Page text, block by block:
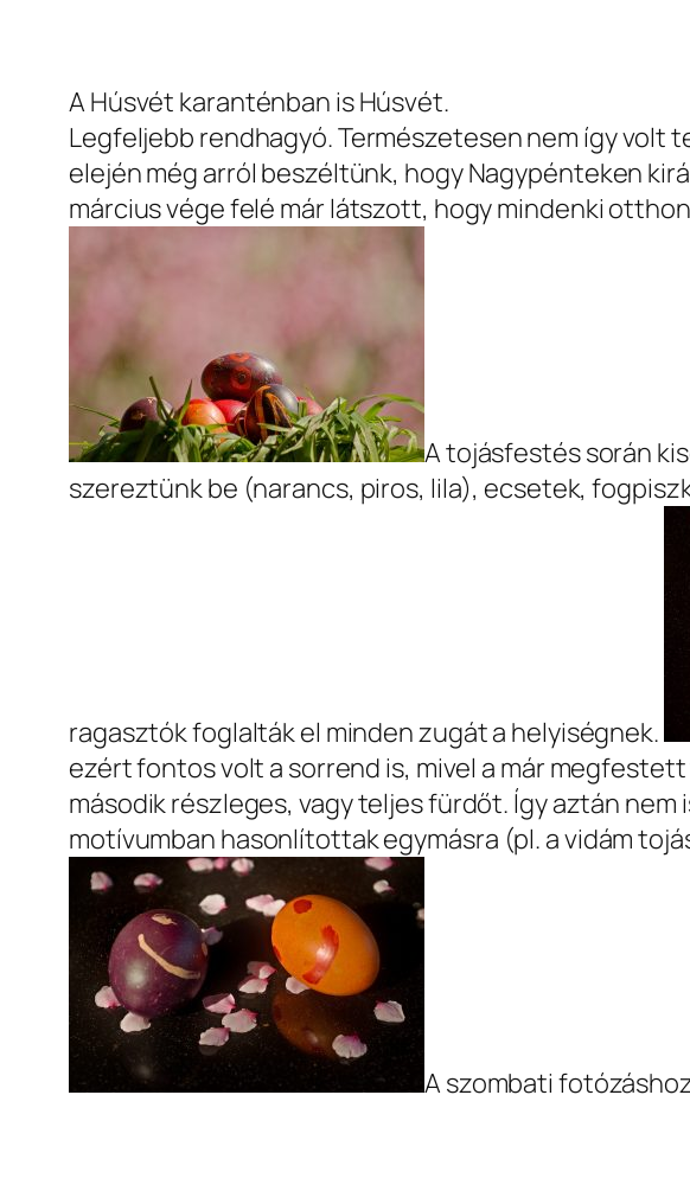
A Húsvét karanténban is Húsvét.
Legfeljebb rendhagyó. Természetesen nem így volt
elején még arról beszéltünk, hogy Nagypénteken
március vége felé már látszott, hogy mindenki
A tojásfestés során
szereztünk be (narancs, piros, lila), ecsetek,
ragasztók foglalták el minden zugát a helyiségnek.
ezért fontos volt a sorrend is, mivel a már
második részleges, vagy teljes fürdőt. Így aztán
motívumban hasonlítottak egymásra (pl. a vidám
A szombati